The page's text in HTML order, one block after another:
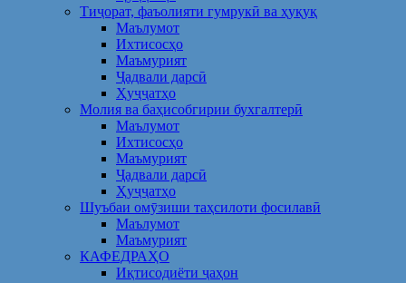
Тиҷорат, фаъолияти гумрукӣ ва ҳуқуқ
Маълумот
Ихтисосҳо
Маъмурият
Ҷадвали дарсӣ
Ҳуҷҷатҳо
Молия ва баҳисобгирии бухгалтерӣ
Маълумот
Ихтисосҳо
Маъмурият
Ҷадвали дарсӣ
Ҳуҷҷатҳо
Шуъбаи омӯзиши таҳсилоти фосилавӣ
Маълумот
Маъмурият
КАФЕДРАҲО
Иқтисодиёти ҷаҳон